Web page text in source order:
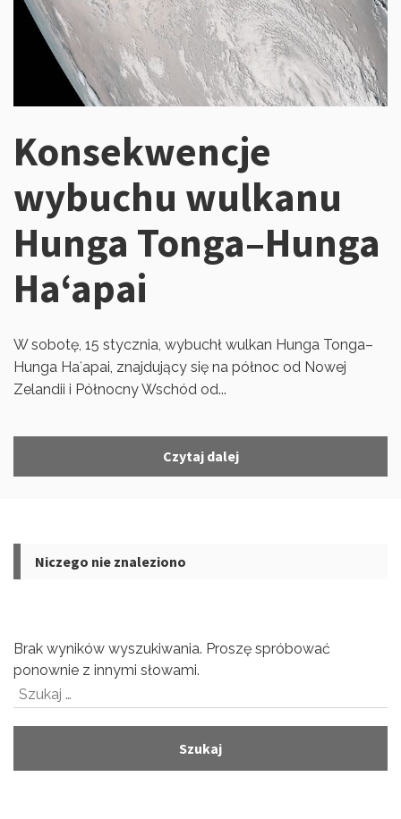
Konsekwencje
wybuchu wulkanu
Hunga Tonga–Hunga
Haʻapai
W sobotę, 15 stycznia, wybuchł wulkan Hunga Tonga–
Hunga Haʻapai, znajdujący się na północ od Nowej
Zelandii i Północny Wschód od...
Czytaj dalej
Niczego nie znaleziono
Brak wyników wyszukiwania. Proszę spróbować
ponownie z innymi słowami.
Szukaj: